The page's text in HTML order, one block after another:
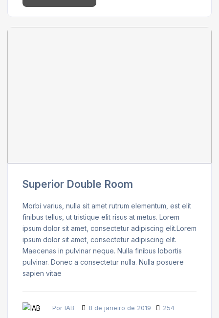
Superior Double Room
Morbi varius, nulla sit amet rutrum elementum, est elit
finibus tellus, ut tristique elit risus at metus. Lorem
ipsum dolor sit amet, consectetur adipiscing elit.Lorem
ipsum dolor sit amet, consectetur adipiscing elit.
Maecenas in pulvinar neque. Nulla finibus lobortis
pulvinar. Donec a consectetur nulla. Nulla posuere
sapien vitae
Por IAB 8 de janeiro de 2019 254